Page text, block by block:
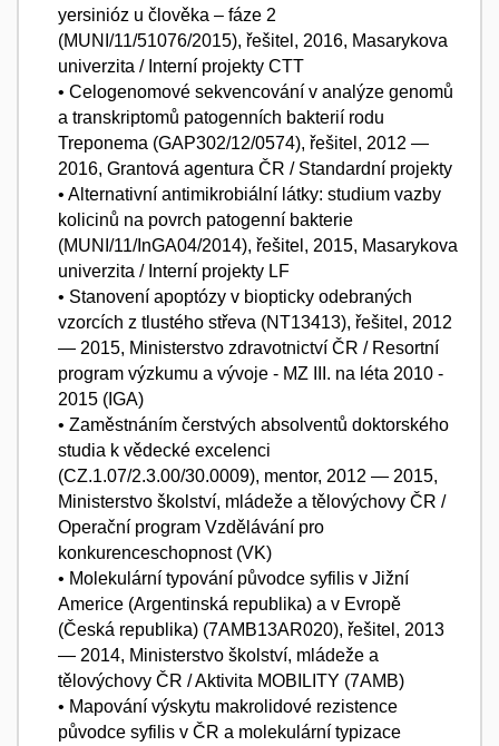
yersinióz u člověka – fáze 2
(MUNI/11/51076/2015), řešitel, 2016, Masarykova
univerzita / Interní projekty CTT
• Celogenomové sekvencování v analýze genomů
a transkriptomů patogenních bakterií rodu
Treponema (GAP302/12/0574), řešitel, 2012 —
2016, Grantová agentura ČR / Standardní projekty
• Alternativní antimikrobiální látky: studium vazby
kolicinů na povrch patogenní bakterie
(MUNI/11/InGA04/2014), řešitel, 2015, Masarykova
univerzita / Interní projekty LF
• Stanovení apoptózy v biopticky odebraných
vzorcích z tlustého střeva (NT13413), řešitel, 2012
— 2015, Ministerstvo zdravotnictví ČR / Resortní
program výzkumu a vývoje - MZ III. na léta 2010 -
2015 (IGA)
• Zaměstnáním čerstvých absolventů doktorského
studia k vědecké excelenci
(CZ.1.07/2.3.00/30.0009), mentor, 2012 — 2015,
Ministerstvo školství, mládeže a tělovýchovy ČR /
Operační program Vzdělávání pro
konkurenceschopnost (VK)
• Molekulární typování původce syfilis v Jižní
Americe (Argentinská republika) a v Evropě
(Česká republika) (7AMB13AR020), řešitel, 2013
— 2014, Ministerstvo školství, mládeže a
tělovýchovy ČR / Aktivita MOBILITY (7AMB)
• Mapování výskytu makrolidové rezistence
původce syfilis v ČR a molekulární typizace